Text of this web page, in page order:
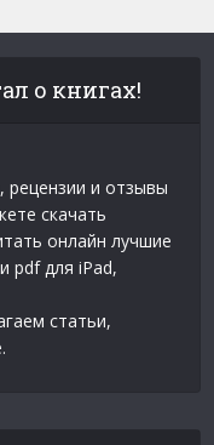
о книгах!
рецензии и отзывы
скачать
онлайн лучшие
pdf для iPad,
статьи,